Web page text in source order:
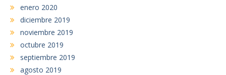
enero 2020
diciembre 2019
noviembre 2019
octubre 2019
septiembre 2019
agosto 2019